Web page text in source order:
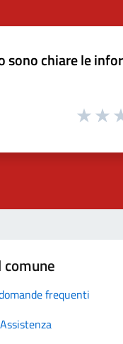
sono chiare le
frequenti